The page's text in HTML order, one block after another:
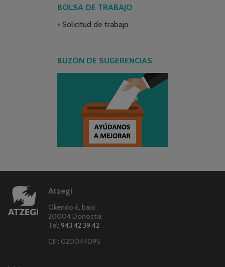
BOLSA DE TRABAJO
Solicitud de trabajo
BUZÓN DE SUGERENCIAS
Atzegi
Okendo 6, bajo
20004 Donostia
Tel: 943 42 39 42
CIF: G20044095